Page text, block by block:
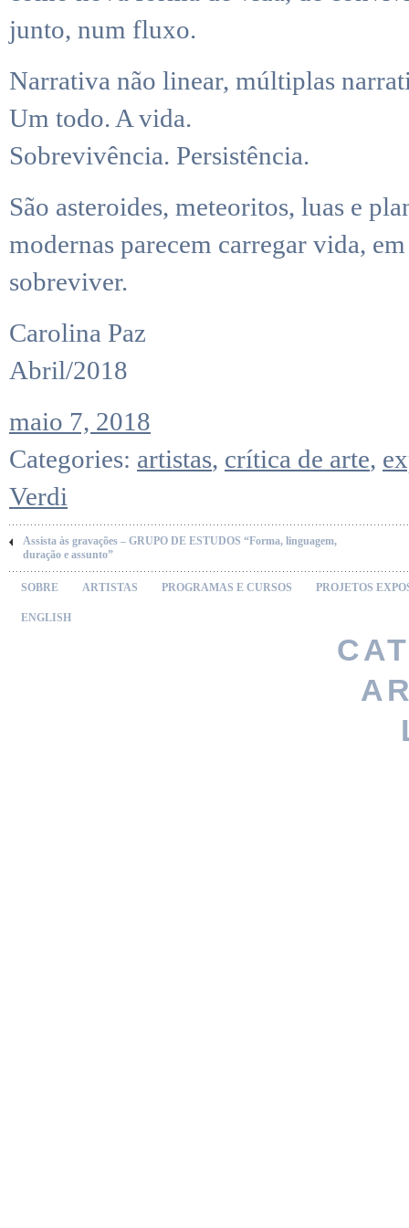
junto, num fluxo.
Narrativa não linear, múltiplas
Um todo. A vida.
Sobrevivência. Persistência.
São asteroides, meteoritos, luas e
modernas parecem carregar vida,
sobreviver.
Carolina Paz
Abril/2018
maio 7, 2018
Categories: artistas, crítica de arte,
Verdi
Assista às gravações – GRUPO DE ESTUDOS “Forma, linguagem,
duração e assunto”
SOBRE ARTISTAS PROGRAMAS E CURSOS PROJETOS
ENGLISH